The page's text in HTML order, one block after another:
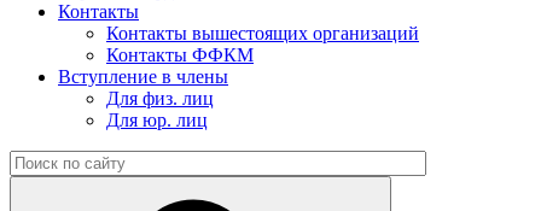
Контакты
Контакты вышестоящих организаций
Контакты ФФКМ
Вступление в члены
Для физ. лиц
Для юр. лиц